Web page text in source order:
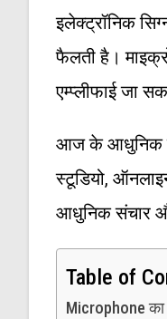
इलेक्ट्रॉनिक
फैलती है।
एम्प्लीफाई जा
आज के आधुनिक युग
स्टूडियो,
आधुनिक संचार
Table of
Microphone का